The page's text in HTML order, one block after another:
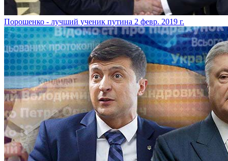
​Порошенко - лучший ученик путина 2 февр. 2019 г.